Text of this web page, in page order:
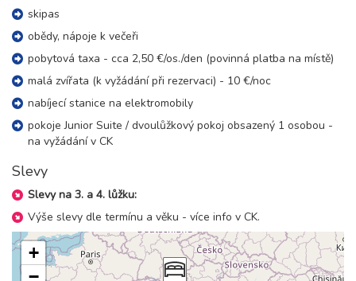
30.12. - 06.01.27
středa - středa
29 800 Kč rezervovat
leden 2027
06.01. - 09.01.27
středa - sobota
4 dny (3 noci)
09.01. - 12.01.27
sobota - úterý
8 300 Kč
09.01. - 13.01.27
sobota - středa
5 dní (4 noci)
skipas
obědy, nápoje k večeři
pobytová taxa - cca 2,50 €/os./den (povinná platba na místě)
malá zvířata (k vyžádání při rezervaci) - 10 €/noc
nabíjecí stanice na elektromobily
pokoje Junior Suite / dvoulůžkový pokoj obsazený 1 osobou -
na vyžádání v CK
Slevy
Slevy na 3. a 4. lůžku:
Výše slevy dle termínu a věku - více info v CK.
+
−